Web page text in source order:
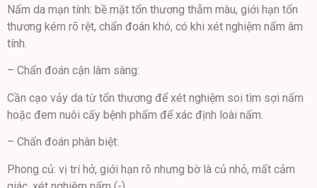
Nấm da mạn tính: bề mặt tổn thương thẫm màu, giới hạn tổn
thương kém rõ rệt, chẩn đoán khó, có khi xét nghiệm nấm âm
tính.
– Chẩn đoán cận lâm sàng:
Cần cạo vảy da từ tổn thương để xét nghiệm soi tìm sợi nấm
hoặc đem nuôi cấy bệnh phẩm để xác định loài nấm.
– Chẩn đoán phân biệt:
Phong củ: vị trí hở, giới hạn rõ nhưng bờ là củ nhỏ, mất cảm